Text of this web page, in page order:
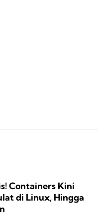
Containers Kini
di Linux, Hingga